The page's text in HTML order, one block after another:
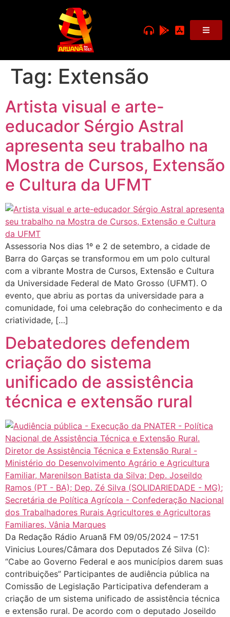
Tag: Extensão
Artista visual e arte-
educador Sérgio Astral
apresenta seu trabalho na
Mostra de Cursos, Extensão
e Cultura da UFMT
Assessoria Nos dias 1º e 2 de setembro, a cidade de
Barra do Garças se transformou em um polo cultural
com a vibrante Mostra de Cursos, Extensão e Cultura
da Universidade Federal de Mato Grosso (UFMT). O
evento, que abriu as portas da universidade para a
comunidade, foi uma celebração do conhecimento e da
criatividade, […]
Debatedores defendem
criação do sistema
unificado de assistência
técnica e extensão rural
Da Redação Rádio Aruanã FM 09/05/2024 – 17:51
Vinicius Loures/Câmara dos Deputados Zé Silva (C):
“Cabe ao Governo Federal e aos municípios darem suas
contribuições” Participantes de audiência pública na
Comissão de Legislação Participativa defenderam a
criação de um sistema unificado de assistência técnica
e extensão rural. De acordo com o deputado Joseildo